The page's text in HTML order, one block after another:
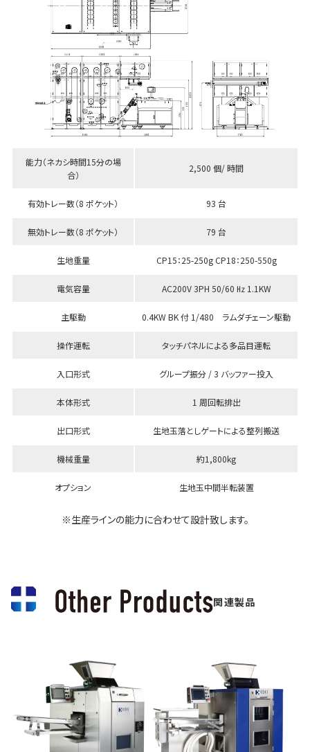
能力（ネカシ時間15分の場
合）
2,500 個/ 時間
有効トレー数（8 ポケット） 93 台
無効トレー数（8 ポケット） 79 台
生地重量 CP15：25-250g CP18：250-550g
電気容量 AC200V 3PH 50/60 ㎐ 1.1KW
主駆動 0.4KW BK 付 1/480 ラムダチェーン駆動
操作運転 タッチパネルによる多品目運転
入口形式 グループ振分 / 3 バッファー投入
本体形式 1 周回転排出
出口形式 生地玉落としゲートによる整列搬送
機械重量 約1,800kg
オプション 生地玉中間半転装置
※生産ラインの能力に合わせて設計致します。
関連製品